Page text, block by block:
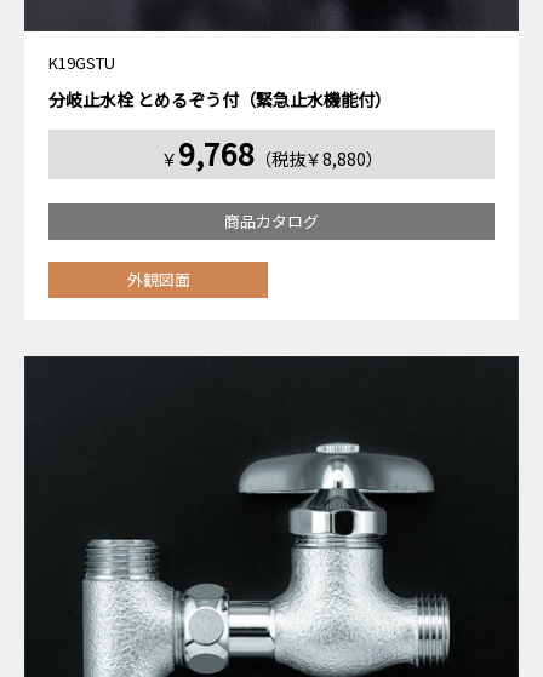
K19GSTU
分岐止水栓 とめるぞう付（緊急止水機能付）
￥ 9,768（税抜￥8,880）
商品カタログ
外観図面